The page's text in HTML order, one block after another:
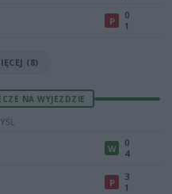
P
0
1
(8)
NA WYJEZDZIE
W
0
4
P
3
1